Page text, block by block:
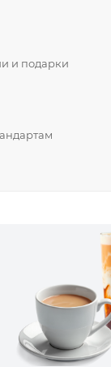
и подарки